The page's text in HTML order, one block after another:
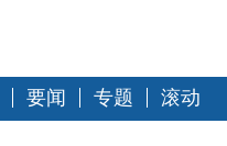
要闻 专题 滚动